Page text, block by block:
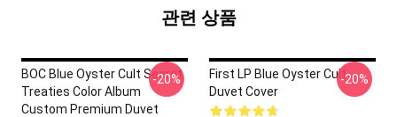
관련 상품
BOC Blue Oyster Cult Secret
Treaties Color Album
Custom Premium Duvet
-20%
First LP Blue Oyster Cult
Duvet Cover
-20%